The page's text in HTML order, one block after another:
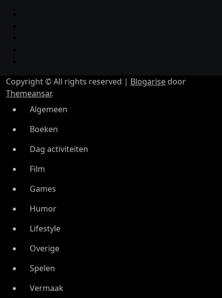
Copyright © All rights reserved | Blogarise door
Themeansar.
Algemeen
Boeken
Dag activiteiten
Film
Games
Humor
Lifestyle
Overige
Spelen
Vermaak